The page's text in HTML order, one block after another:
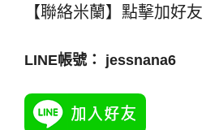
【聯絡米蘭】點擊加好友
LINE帳號： jessnana6